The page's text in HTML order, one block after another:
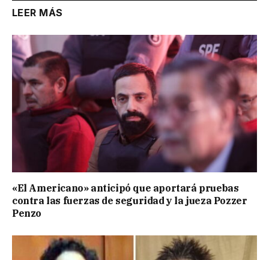
LEER MÁS
«El Americano» anticipó que aportará pruebas
contra las fuerzas de seguridad y la jueza Pozzer
Penzo